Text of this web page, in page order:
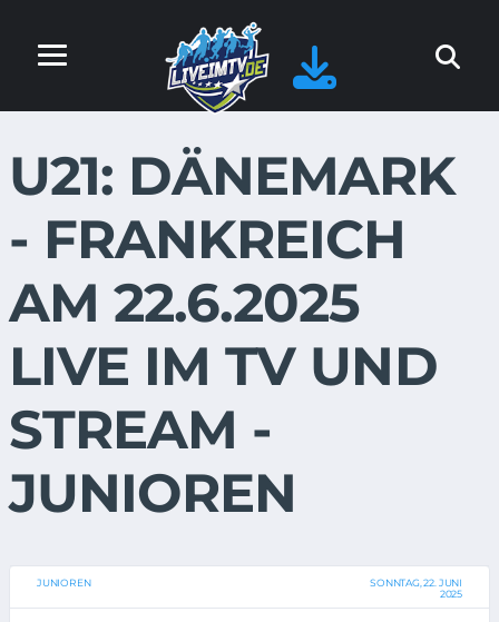
U21: DÄNEMARK
- FRANKREICH
AM 22.6.2025
LIVE IM TV UND
STREAM -
JUNIOREN
JUNIOREN
SONNTAG, 22. JUNI
2025